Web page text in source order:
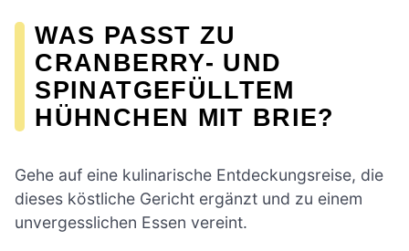
WAS PASST ZU
CRANBERRY- UND
SPINATGEFÜLLTEM
HÜHNCHEN MIT BRIE?
Gehe auf eine kulinarische Entdeckungsreise, die
dieses köstliche Gericht ergänzt und zu einem
unvergesslichen Essen vereint.